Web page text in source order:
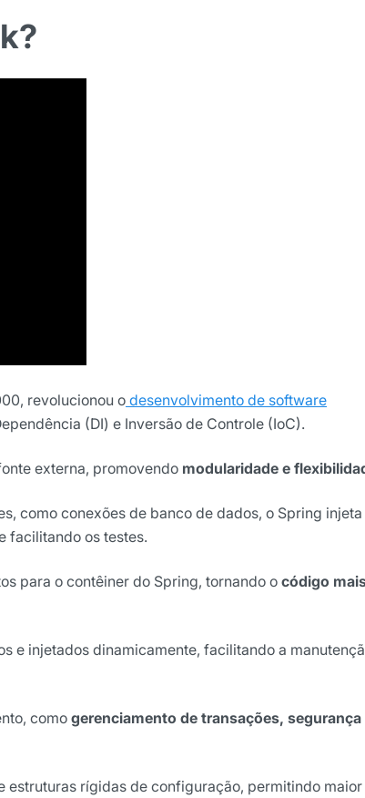
revolucionou o desenvolvimento de software
(DI) e Inversão de Controle (IoC).
externa, promovendo modularidade e
como conexões de banco de dados, o Spring injeta
facilitando os testes.
para o contêiner do Spring, tornando ocódigo
e injetados dinamicamente, facilitando a
como gerenciamento de transações, segurança
estruturas rígidas de configuração, permitindo maior